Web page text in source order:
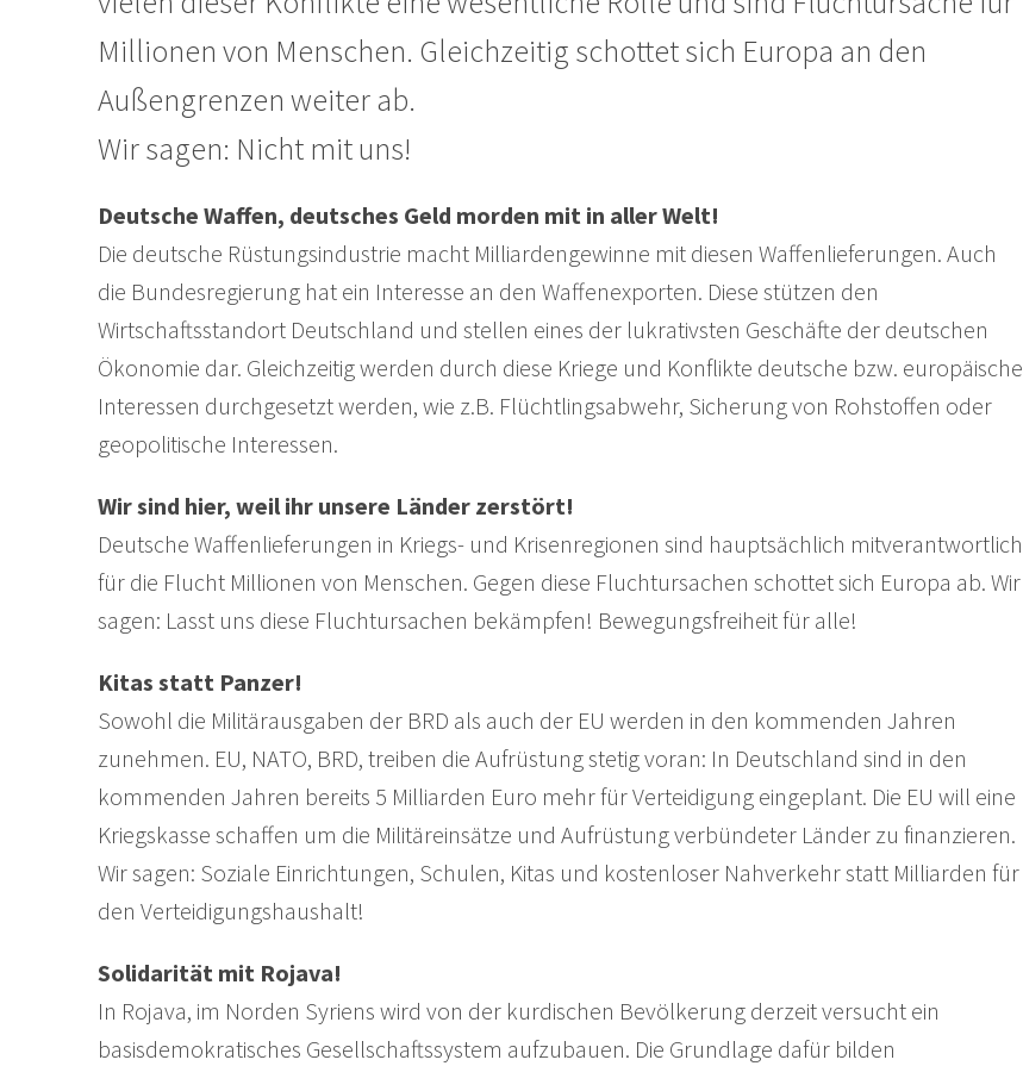
Millionen von Menschen. Gleichzeitig schottet sich Europa an den
Außengrenzen weiter ab.
Wir sagen: Nicht mit uns!
Deutsche Waffen, deutsches Geld morden mit in aller Welt!
Die deutsche Rüstungsindustrie macht Milliardengewinne mit diesen Waffenlieferungen. Auch
die Bundesregierung hat ein Interesse an den Waffenexporten. Diese stützen den
Wirtschaftsstandort Deutschland und stellen eines der lukrativsten Geschäfte der deutschen
Ökonomie dar. Gleichzeitig werden durch diese Kriege und Konflikte deutsche bzw. europäische
Interessen durchgesetzt werden, wie z.B. Flüchtlingsabwehr, Sicherung von Rohstoffen oder
geopolitische Interessen.
Wir sind hier, weil ihr unsere Länder zerstört!
Deutsche Waffenlieferungen in Kriegs- und Krisenregionen sind hauptsächlich mitverantwortlich
für die Flucht Millionen von Menschen. Gegen diese Fluchtursachen schottet sich Europa ab. Wir
sagen: Lasst uns diese Fluchtursachen bekämpfen! Bewegungsfreiheit für alle!
Kitas statt Panzer!
Sowohl die Militärausgaben der BRD als auch der EU werden in den kommenden Jahren
zunehmen. EU, NATO, BRD, treiben die Aufrüstung stetig voran: In Deutschland sind in den
kommenden Jahren bereits 5 Milliarden Euro mehr für Verteidigung eingeplant. Die EU will eine
Kriegskasse schaffen um die Militäreinsätze und Aufrüstung verbündeter Länder zu finanzieren.
Wir sagen: Soziale Einrichtungen, Schulen, Kitas und kostenloser Nahverkehr statt Milliarden für
den Verteidigungshaushalt!
Solidarität mit Rojava!
In Rojava, im Norden Syriens wird von der kurdischen Bevölkerung derzeit versucht ein
basisdemokratisches Gesellschaftssystem aufzubauen. Die Grundlage dafür bilden